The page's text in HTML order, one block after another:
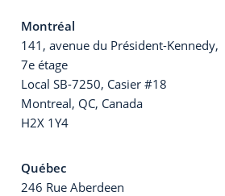
Montréal
141, avenue du Président-Kennedy,
7e étage
Local SB-7250, Casier #18
Montreal, QC, Canada
H2X 1Y4
Québec
246 Rue Aberdeen